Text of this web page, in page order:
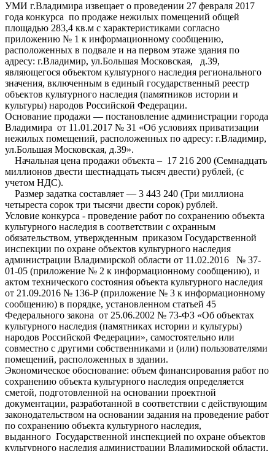
УМИ г.Владимира извещает о проведении 27 февраля 2017
года конкурса по продаже нежилых помещений общей
площадью 283,4 кв.м с характеристиками согласно
приложению № 1 к информационному сообщению,
расположенных в подвале и на первом этаже здания по
адресу: г.Владимир, ул.Большая Московская, д.39,
являющегося объектом культурного наследия регионального
значения, включенным в единый государственный реестр
объектов культурного наследия (памятников истории и
культуры) народов Российской Федерации.
Основание продажи — постановление администрации города
Владимира от 11.01.2017 № 31 «Об условиях приватизации
нежилых помещений, расположенных по адресу: г.Владимир,
ул.Большая Московская, д.39».
Начальная цена продажи объекта – 17 216 200 (Семнадцать
миллионов двести шестнадцать тысяч двести) рублей, (с
учетом НДС).
Размер задатка составляет — 3 443 240 (Три миллиона
четыреста сорок три тысячи двести сорок) рублей.
Условие конкурса - проведение работ по сохранению объекта
культурного наследия в соответствии с охранным
обязательством, утвержденным приказом Государственной
инспекции по охране объектов культурного наследия
администрации Владимирской области от 11.02.2016 № 37-
01-05 (приложение № 2 к информационному сообщению), и
актом технического состояния объекта культурного наследия
от 21.09.2016 № 136-Р (приложение № 3 к информационному
сообщению) в порядке, установленном статьей 45
Федерального закона от 25.06.2002 № 73-ФЗ «Об объектах
культурного наследия (памятниках истории и культуры)
народов Российской Федерации», самостоятельно или
совместно с другими собственниками и (или) пользователями
помещений, расположенных в здании.
Экономическое обоснование: объем финансирования работ по
сохранению объекта культурного наследия определяется
сметой, подготовленной на основании проектной
документации, разработанной в соответствии с действующим
законодательством на основании задания на проведение работ
по сохранению объекта культурного наследия,
выданного Государственной инспекцией по охране объектов
культурного наследия администрации Владимирской области,